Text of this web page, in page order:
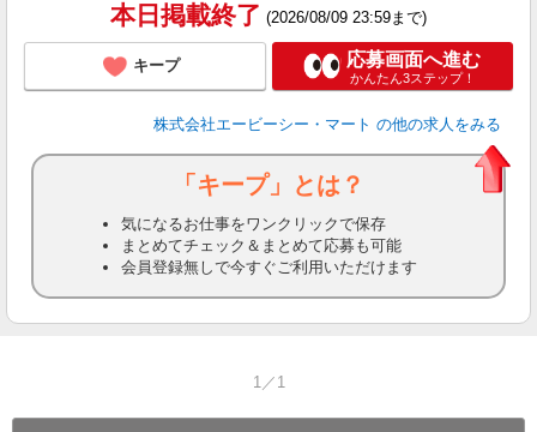
本日掲載終了 (2026/08/09 23:59まで)
キープ 応募画面へ進む
かんたん3ステップ！
株式会社エービーシー・マート の他の求人をみる
「キープ」とは？
気になるお仕事をワンクリックで保存
まとめてチェック＆まとめて応募も可能
会員登録無しで今すぐご利用いただけます
1／1